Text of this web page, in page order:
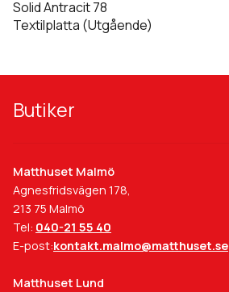
Solid Antracit 78
Textilplatta (Utgående)
Butiker
Matthuset Malmö
Agnesfridsvägen 178,
213 75 Malmö
Tel: 040-21 55 40
E-post:kontakt.malmo@matthuset.se
Matthuset Lund